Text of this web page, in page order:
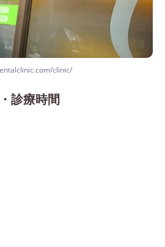
clinic/
診療時間